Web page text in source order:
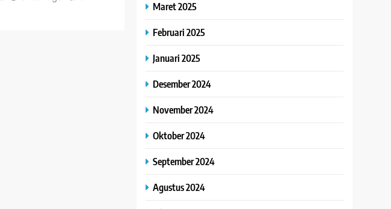
Maret 2025
Februari 2025
Januari 2025
Desember 2024
November 2024
Oktober 2024
September 2024
Agustus 2024